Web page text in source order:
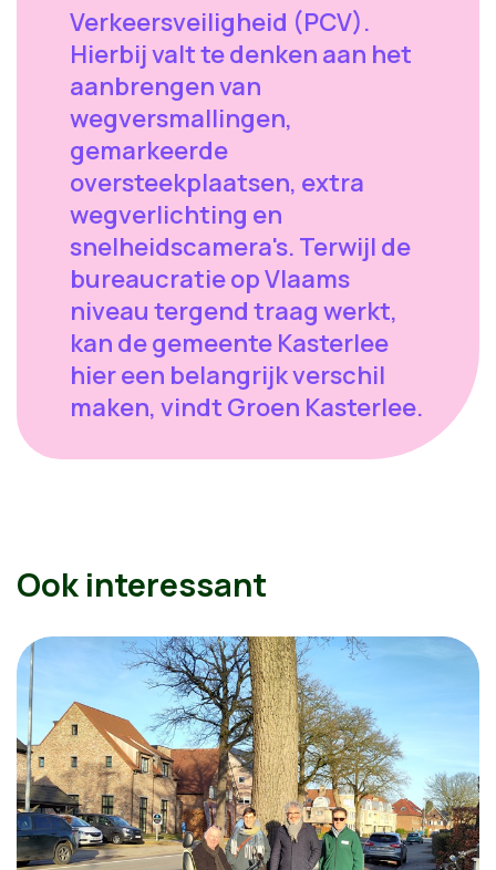
Verkeersveiligheid (PCV).
Hierbij valt te denken aan het
aanbrengen van
wegversmallingen,
gemarkeerde
oversteekplaatsen, extra
wegverlichting en
snelheidscamera's. Terwijl de
bureaucratie op Vlaams
niveau tergend traag werkt,
kan de gemeente Kasterlee
hier een belangrijk verschil
maken, vindt Groen Kasterlee.
Ook interessant